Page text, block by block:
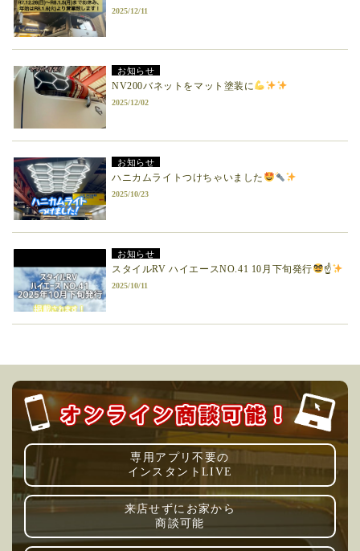
2025/12/11
お知らせ
NV200バネットをマット塗装に
2025/12/02
お知らせ
ハニカムライトつけちゃいました
2025/10/23
お知らせ
スタイルRV ハイエースNO.41 10月下旬発行 ☝
2025/10/11
専用アプリ不要の
インスタントLIVE
来店せずにお家から
商談可能